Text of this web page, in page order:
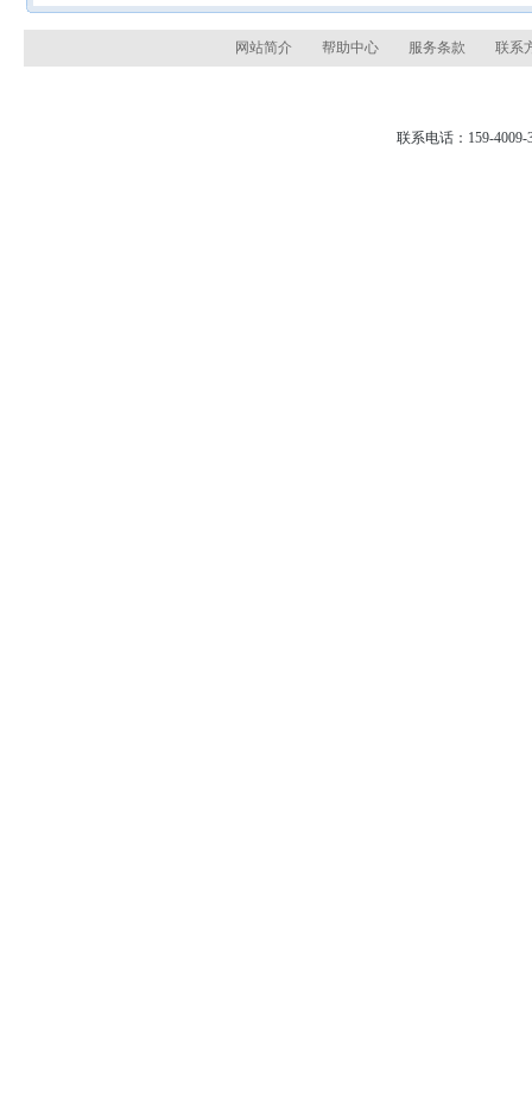
网站简介 帮助中心 服务条款 联系
联系电话：159-4009-